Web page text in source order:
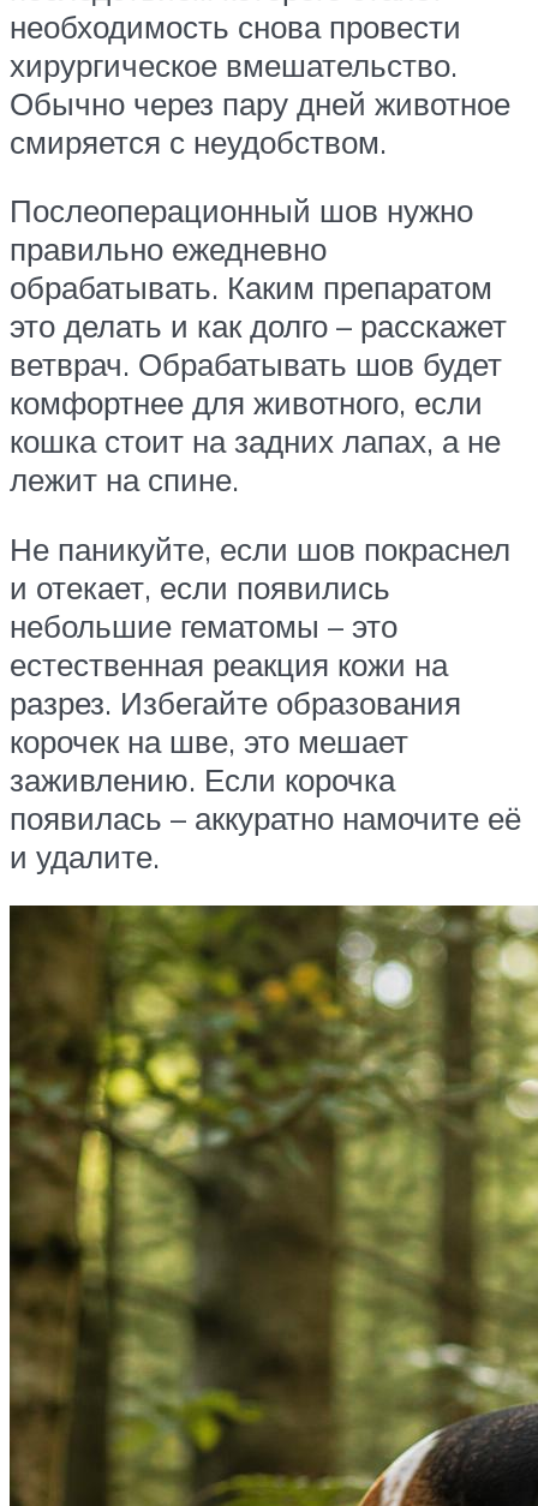
необходимость снова провести
хирургическое вмешательство.
Обычно через пару дней животное
смиряется с неудобством.
Послеоперационный шов нужно
правильно ежедневно
обрабатывать. Каким препаратом
это делать и как долго – расскажет
ветврач. Обрабатывать шов будет
комфортнее для животного, если
кошка стоит на задних лапах, а не
лежит на спине.
Не паникуйте, если шов покраснел
и отекает, если появились
небольшие гематомы – это
естественная реакция кожи на
разрез. Избегайте образования
корочек на шве, это мешает
заживлению. Если корочка
появилась – аккуратно намочите её
и удалите.